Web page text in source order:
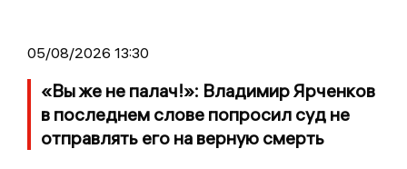
05/08/2026 13:30
«Вы же не палач!»: Владимир Ярченков
в последнем слове попросил суд не
отправлять его на верную смерть